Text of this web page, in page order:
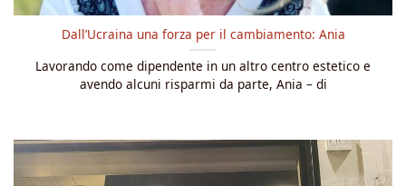
Dall’Ucraina una forza per il cambiamento: Ania
Lavorando come dipendente in un altro centro estetico e
avendo alcuni risparmi da parte, Ania – di